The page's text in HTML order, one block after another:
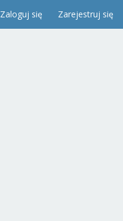
Zaloguj się Zarejestruj się